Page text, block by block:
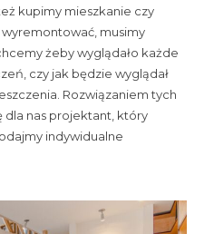
kupimy mieszkanie czy
musimy
żeby wyglądało każde
czy jak będzie wyglądał
Rozwiązaniem tych
dla nas projektant, który
indywidualne